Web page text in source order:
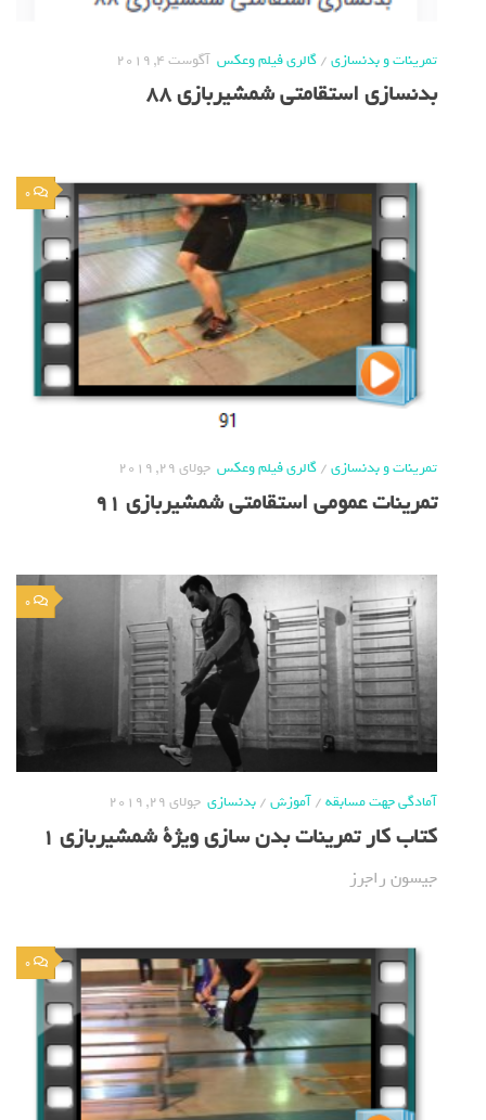
تمرینات و بدنسازی/گالری فیلم وعکس آگوست 4, 2019
بدنسازی استقامتی شمشیربازی 88
0
تمرینات و بدنسازی/گالری فیلم وعکس جولای 29, 2019
تمرینات عمومی استقامتی شمشیربازی 91
0
آمادگی جهت مسابقه/آموزش/بدنسازی جولای 29, 2019
کتاب کار تمرینات بدن سازی ویژة شمشیربازی 1
جیسون راجرز
0